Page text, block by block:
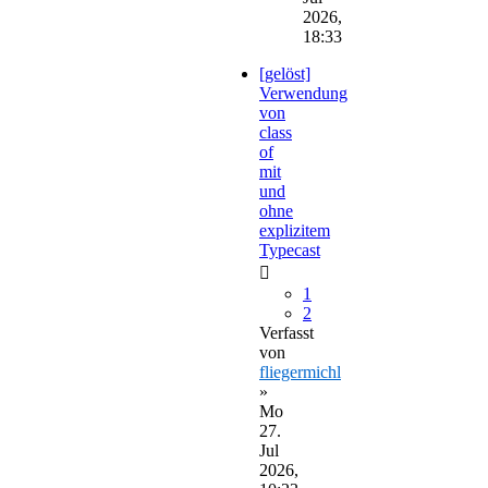
2026,
18:33
[gelöst]
Verwendung
von
class
of
mit
und
ohne
explizitem
Typecast
1
2
Verfasst
von
fliegermichl
»
Mo
27.
Jul
2026,